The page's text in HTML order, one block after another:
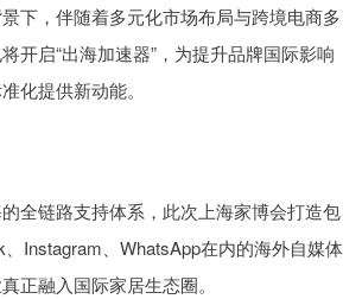
下，伴随着多元化市场布局与跨境电商多
开启“出海加速器”，为提升品牌国际影响
化提供新动能。
链路支持体系，此次上海家博会打造包
Instagram、WhatsApp在内的海外自媒体
正融入国际家居生态圈。